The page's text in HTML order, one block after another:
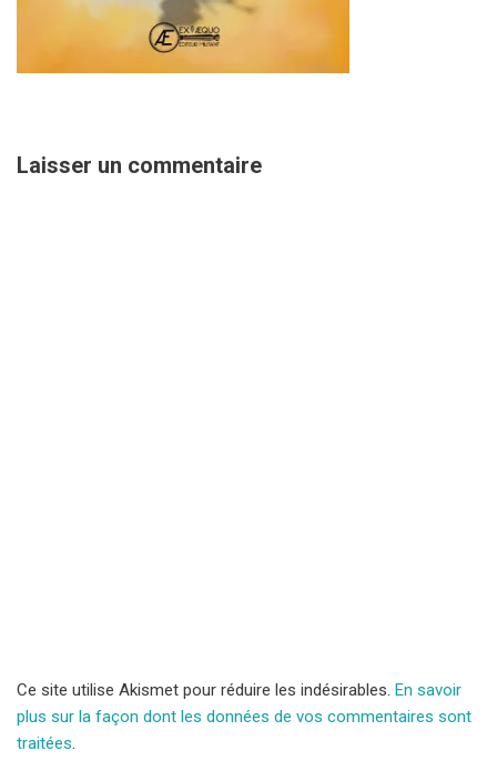
Laisser un commentaire
Ce site utilise Akismet pour réduire les indésirables. En savoir
plus sur la façon dont les données de vos commentaires sont
traitées.